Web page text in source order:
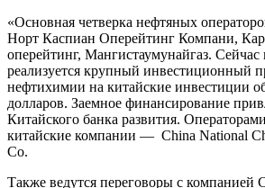
«Основная четверка нефтяных
Норт Каспиан Оперейтинг Компани,
оперейтинг, Мангистаумунайгаз. Сейчас
реализуется крупный инвестиционный
нефтихимии на китайские инвестиции
долларов. Заемное финансирование
Китайского банка развития.
китайские компании — China National
Co.
Также ведутся переговоры с